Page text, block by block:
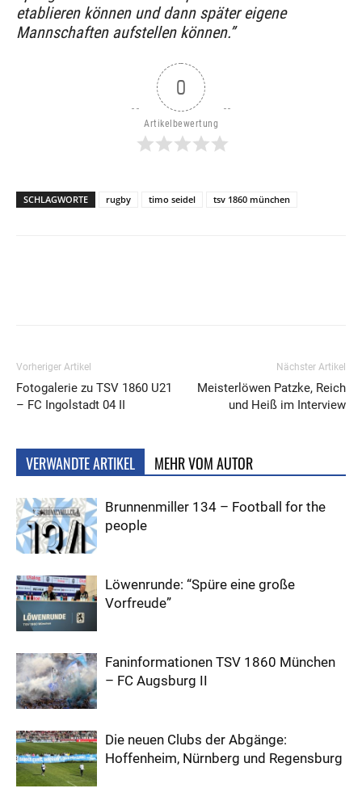
etablieren können und dann später eigene
Mannschaften aufstellen können.”
0
Artikelbewertung
SCHLAGWORTE rugby timo seidel tsv 1860 münchen
Vorheriger Artikel
Fotogalerie zu TSV 1860 U21
– FC Ingolstadt 04 II
Nächster Artikel
Meisterlöwen Patzke, Reich
und Heiß im Interview
VERWANDTE ARTIKEL MEHR VOM AUTOR
Brunnenmiller 134 – Football for the
people
Löwenrunde: “Spüre eine große
Vorfreude”
Faninformationen TSV 1860 München
– FC Augsburg II
Die neuen Clubs der Abgänge:
Hoffenheim, Nürnberg und Regensburg